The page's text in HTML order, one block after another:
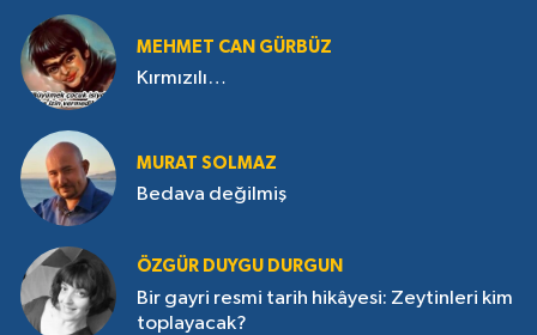
MEHMET CAN GÜRBÜZ
Kırmızılı…
MURAT SOLMAZ
Bedava değilmiş
ÖZGÜR DUYGU DURGUN
Bir gayri resmi tarih hikâyesi: Zeytinleri kim
toplayacak?